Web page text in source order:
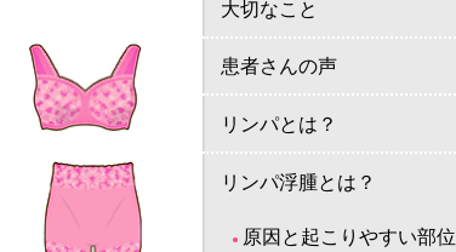
大切なこと
患者さんの声
リンパとは？
リンパ浮腫とは？
原因と起こりやすい部位